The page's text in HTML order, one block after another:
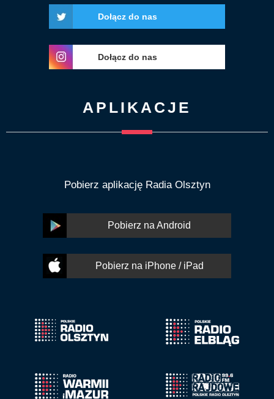
Dołącz do nas
Dołącz do nas
APLIKACJE
Pobierz aplikację Radia Olsztyn
Pobierz na Android
Pobierz na iPhone / iPad